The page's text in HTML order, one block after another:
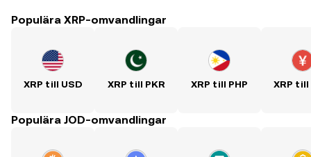
Populära XRP-omvandlingar
XRP till USD XRP till PKR XRP till PHP XRP till
Populära JOD-omvandlingar